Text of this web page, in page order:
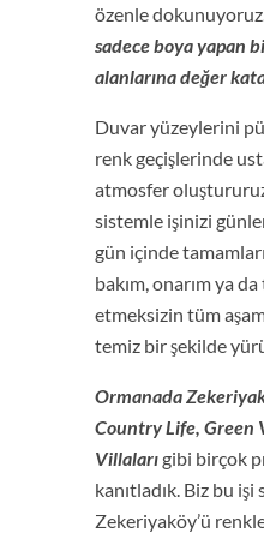
özenle
sadece boya yapan
alanlarına değer
Duvar yüzeylerini
renk geçişlerinde
atmosfer
sistemle işinizi
gün içinde
bakım, onarım ya
etmeksizin tüm
temiz bir şekilde
Ormanada
Country Life, Green
Villalarıgibi birçok
kanıtladık. Biz bu
Zekeriyaköy’ü